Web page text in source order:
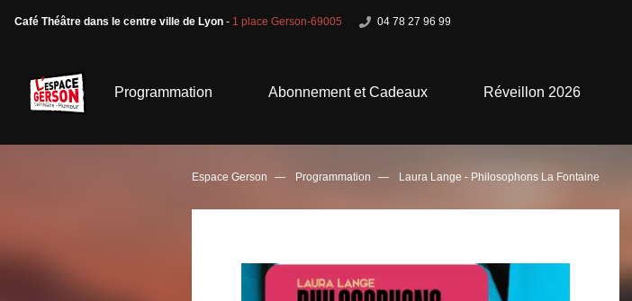
Café Théâtre dans le centre ville de Lyon - 1 place Gerson-69005 04 78 27 96 99
Programmation Abonnement et Cadeaux Réveillon 2026
Espace Gerson Programmation Laura Lange - Philosophons La Fontaine